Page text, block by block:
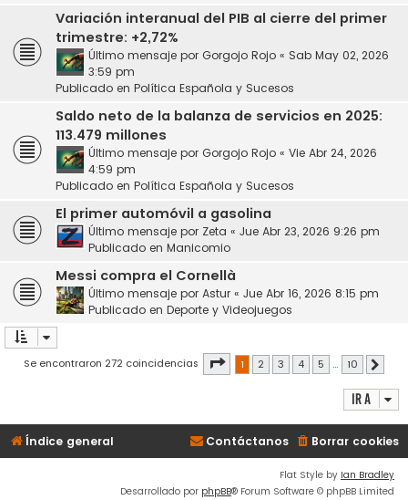
Variación interanual del PIB al cierre del primer
trimestre: +2,72%
Último mensaje por Gorgojo Rojo « Sab May 02, 2026
3:59 pm
Publicado en Política Española y Sucesos
Saldo neto de la balanza de servicios en 2025:
113.479 millones
Último mensaje por Gorgojo Rojo « Vie Abr 24, 2026
4:59 pm
Publicado en Política Española y Sucesos
El primer automóvil a gasolina
Último mensaje por Zeta « Jue Abr 23, 2026 9:26 pm
Publicado en Manicomio
Messi compra el Cornellà
Último mensaje por Astur « Jue Abr 16, 2026 8:15 pm
Publicado en Deporte y Videojuegos
Se encontraron 272 coincidencias Página de 10
1 2 3 4 5 … 10
Ir a
Índice general Borrar cookies
Contáctanos
Flat Style by Ian Bradley
Desarrollado por phpBB® Forum Software © phpBB Limited